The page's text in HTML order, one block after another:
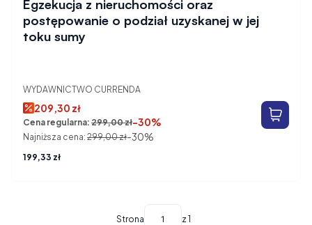
Egzekucja z nieruchomości oraz
postępowanie o podział uzyskanej w jej
toku sumy
WYDAWNICTWO CURRENDA
209,30 zł
Cena regularna: 299,00 zł-30%
Najniższa cena: 299,00 zł-30%
Cena
199,33 zł
Strona z 1